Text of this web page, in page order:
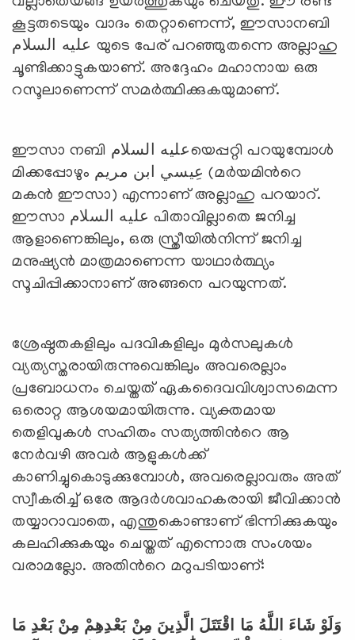
കൂട്ടരുടെയും വാദം തെറ്റാണെന്ന്, ഈസാനബി
عليه السلام യുടെ പേര് പറഞ്ഞുതന്നെ അല്ലാഹു
ചൂണ്ടിക്കാട്ടുകയാണ്. അദ്ദേഹം മഹാനായ ഒരു
റസൂലാണെന്ന് സമര്‍ത്ഥിക്കുകയുമാണ്.
ഈസാ നബി عليه السلامയെപ്പറ്റി പറയുമ്പോള്‍
മിക്കപ്പോഴും عِيسي ابن مريم (മര്‍യമിന്‍റെ
മകന്‍ ഈസാ) എന്നാണ് അല്ലാഹു പറയാറ്.
ഈസാ عليه السلام പിതാവില്ലാതെ ജനിച്ച
ആളാണെങ്കിലും, ഒരു സ്ത്രീയില്‍നിന്ന് ജനിച്ച
മനുഷ്യന്‍ മാത്രമാണെന്ന യാഥാര്‍ത്ഥ്യം
സൂചിപ്പിക്കാനാണ് അങ്ങനെ പറയുന്നത്.
ശ്രേഷ്ഠതകളിലും പദവികളിലും മുര്‍സലുകള്‍
വ്യത്യസ്തരായിരുന്നുവെങ്കിലും അവരെല്ലാം
പ്രബോധനം ചെയ്തത് ഏകദൈവവിശ്വാസമെന്ന
ഒരൊറ്റ ആശയമായിരുന്നു. വ്യക്തമായ
തെളിവുകള്‍ സഹിതം സത്യത്തിന്‍റെ ആ
നേര്‍വഴി അവര്‍ ആളുകള്‍ക്ക്
കാണിച്ചുകൊടുക്കുമ്പോള്‍, അവരെല്ലാവരും അത്
സ്വീകരിച്ച് ഒരേ ആദര്‍ശവാഹകരായി ജീവിക്കാന്‍
തയ്യാറാവാതെ, എന്തുകൊണ്ടാണ് ഭിന്നിക്കുകയും
കലഹിക്കുകയും ചെയ്തത് എന്നൊരു സംശയം
വരാമല്ലോ. അതിന്‍റെ മറുപടിയാണ്:
وَلَوْ شَاءَ اللَّهُ مَا اقْتَتَلَ الَّذِينَ مِنْ بَعْدِهِمْ مِنْ بَعْدِ مَا